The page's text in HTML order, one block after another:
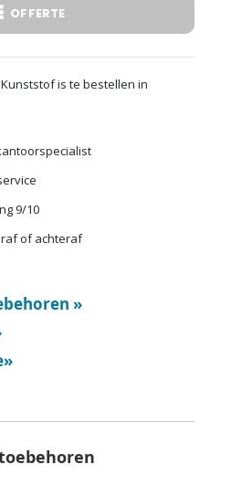
OFFERTE
is te bestellen in
9/10
of achteraf
»
»